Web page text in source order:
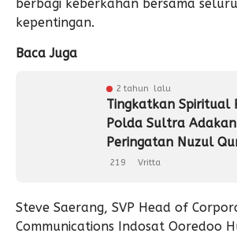
berbagi keberkahan bersama
kepentingan.
Baca Juga
2 tahun lalu
Tingkatkan Spiritual
Polda Sultra
Peringatan Nuzul
219 Vritta
Steve Saerang, SVP Head of
Communications Indosat Ooredoo